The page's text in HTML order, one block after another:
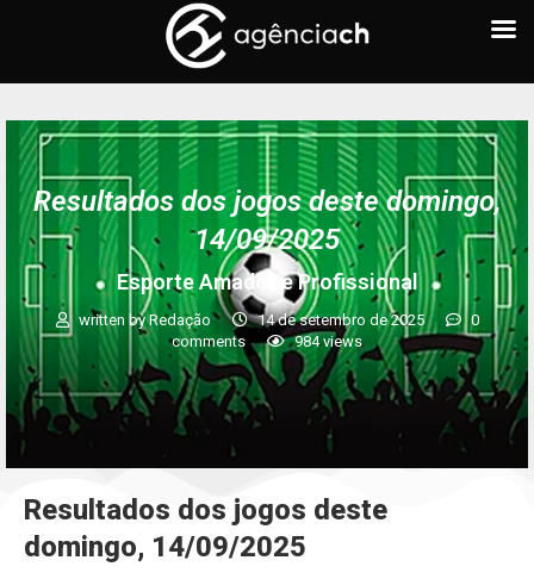
Resultados dos jogos deste domingo,
14/09/2025
Esporte Amador e Profissional
written byRedação 14 de setembro de 2025
0
comments
984views
Resultados dos jogos deste
domingo, 14/09/2025